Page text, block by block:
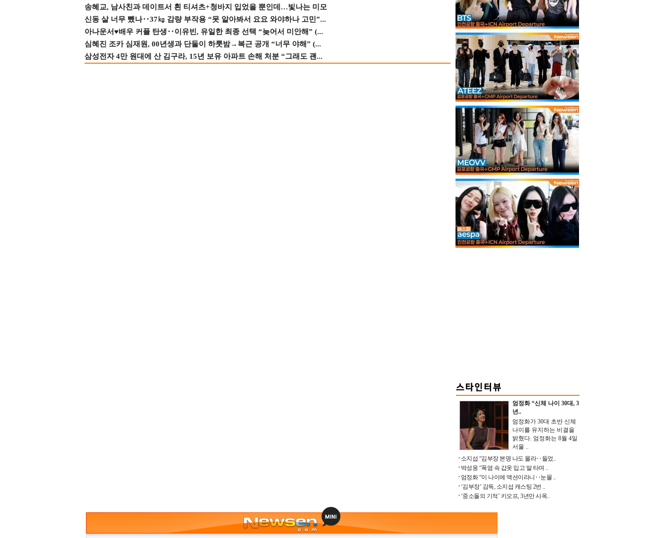
송혜교, 남사친과 데이트서 흰 티셔츠+청바지 입었을 뿐인데…빛나는 미모
신동 살 너무 뺐나‥37㎏ 감량 부작용 “못 알아봐서 요요 와야하나 고민”...
아나운서♥배우 커플 탄생‥이유빈, 유일한 최종 선택 “늦어서 미안해” (...
심혜진 조카 심재원, 00년생과 단둘이 하룻밤→복근 공개 “너무 야해” (...
삼성전자 4만 원대에 산 김구라, 15년 보유 아파트 손해 처분 “그래도 괜...
엄정화 “신체 나이 30대, 3
년..
엄정화가 30대 초반 신체
나이를 유지하는 비결을
밝혔다. 엄정화는 8월 4일
서울 ..
소지섭 “김부장 본명 나도 몰라‥들었..
박성웅 “폭염 속 갑옷 입고 말 타며 ..
엄정화 “이 나이에 액션이라니‥눈물 ..
‘김부장’ 감독, 소지섭 캐스팅 2번 ..
‘중소돌의 기적’ 키오프, 3년만 사옥..